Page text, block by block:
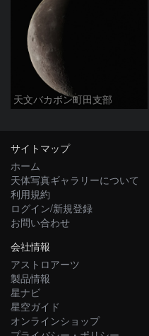
天文バカボン町田支部
サイトマップ
ホーム
天体写真ギャラリーについて
利用規約
ログイン/新規登録
お問い合わせ
会社情報
アストロアーツ
製品情報
星ナビ
星空ガイド
オンラインショップ